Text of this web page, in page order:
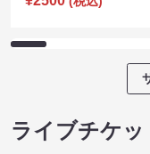
ライブチケッ